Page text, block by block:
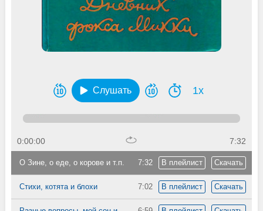
Слушать 1x
0:00:00 7:32
7:32 В плейлист Скачать
О Зине, о еде, о корове и т.п.
7:02 В плейлист Скачать
Стихи, котята и блохи